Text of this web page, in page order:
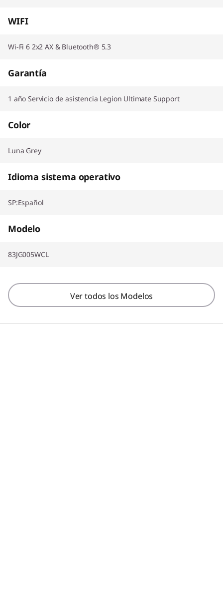
WIFI
Wi-Fi 6 2x2 AX & Bluetooth® 5.3
Garantía
1 año Servicio de asistencia Legion Ultimate Support
Color
Luna Grey
Idioma sistema operativo
SP:Español
Modelo
83JG005WCL
Ver todos los Modelos